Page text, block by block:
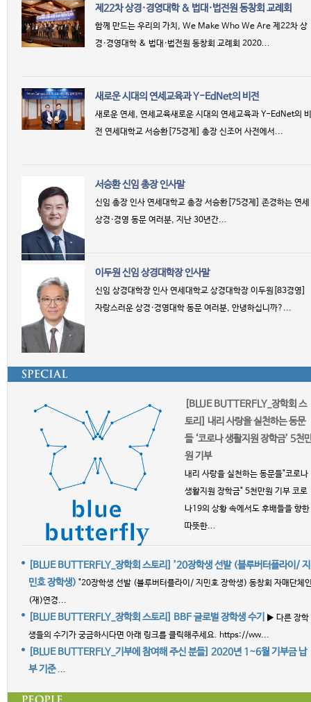
제22차 상경·경영대학 & 법대·법전원 동창회 교례회
함께 만드는 우리의 가치, We Make Who We Are 제22차 상
경·경영대학 & 법대·법전원 동창회 교례회 2020...
새로운 시대의 연세교육과 Y-EdNet의 비전
새로운 연세, 연세교육새로운 시대의 연세교육과 Y-EdNet의 비
전 연세대학교 서승환[75경제] 총장 신조어 사전에서...
서승환 신임 총장 인사말
신임 총장 인사 연세대학교 총장 서승환[75경제] 존경하는 연세
상경·경영 동문 여러분, 지난 30년간...
이두원 신임 상경대학장 인사말
신임 상경대학장 인사 연세대학교 상경대학장 이두원[83경영]
자랑스러운 상경·경영대학 동문 여러분, 안녕하십니까?...
[BLUE BUTTERFLY_장학회 스
토리] 내리 사랑을 실천하는 동문
들 ‘코로나 생활지원 장학금’ 5천
원 기부
내리 사랑을 실천하는 동문들"코로나
생활지원 장학금" 5천만원 기부 코로
나19의 상황 속에서도 후배들을 향한
따뜻한...
[BLUE BUTTERFLY_장학회 스토리] ’20장학생 선발 (블루버터플라이/ 지
민호 장학생) "20장학생 선발 (블루버터플라이/ 지민호 장학생) 동창회 자매단체
(재)연경...
[BLUE BUTTERFLY_장학회 스토리] BBF 글로벌 장학생 수기
▶ 다른 장학
생들의 수기가 궁금하시다면 아래 링크를 클릭해주세요. https://ww...
[BLUE BUTTERFLY_기부에 참여해 주신 분들] 2020년 1~6월 기부금 납
부 기준...